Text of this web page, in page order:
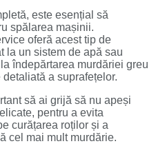
este esențial să
spălarea mașinii.
oferă acest tip de
la un sistem de apă sau
îndepărtarea murdăriei greu
a suprafețelor.
să ai grijă să nu apeși
pentru a evita
curățarea roților și a
cel mai mult murdărie.